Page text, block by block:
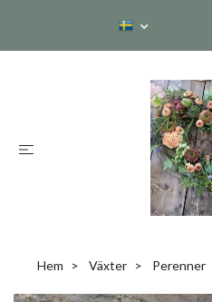
Hem Växter Perenner